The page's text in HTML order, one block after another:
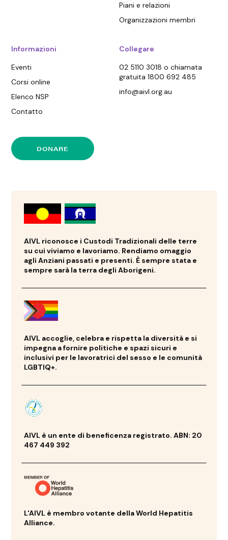
Piani e relazioni
Organizzazioni membri
Informazioni
Eventi
Corsi online
Elenco NSP
Contatto
Collegare
02 5110 3018 o chiamata
gratuita 1800 692 485
info@aivl.org.au
DONARE
AIVL riconosce i Custodi Tradizionali delle terre
su cui viviamo e lavoriamo. Rendiamo omaggio
agli Anziani passati e presenti. È sempre stata e
sempre sarà la terra degli Aborigeni.
AIVL accoglie, celebra e rispetta la diversità e si
impegna a fornire politiche e spazi sicuri e
inclusivi per le lavoratrici del sesso e le comunità
LGBTIQ+.
AIVL è un ente di beneficenza registrato. ABN: 20
467 449 392
L'AIVL è membro votante della World Hepatitis
Alliance.